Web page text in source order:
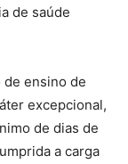
de saúde
de ensino de
excepcional,
de dias de
a carga